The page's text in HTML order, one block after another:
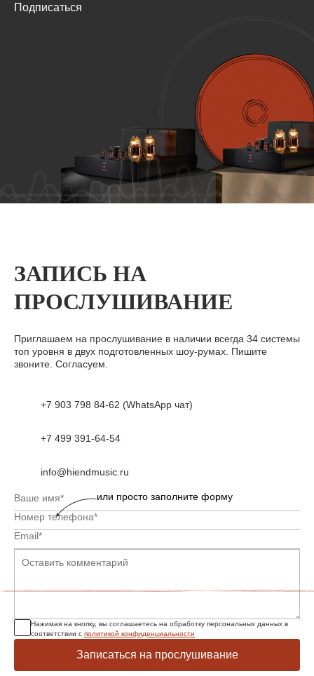
Подписаться
ЗАПИСЬ НА
ПРОСЛУШИВАНИЕ
Приглашаем на прослушивание в наличии всегда 34 системы
топ уровня в двух подготовленных шоу-румах. Пишите
звоните. Согласуем.
+7 903 798 84-62 (WhatsApp чат)
+7 499 391-64-54
info@hiendmusic.ru
Нажимая на кнопку, вы соглашаетесь на обработку персональных данных в
соответствии с политикой конфиденциальности
Записаться на прослушивание
или просто заполните форму